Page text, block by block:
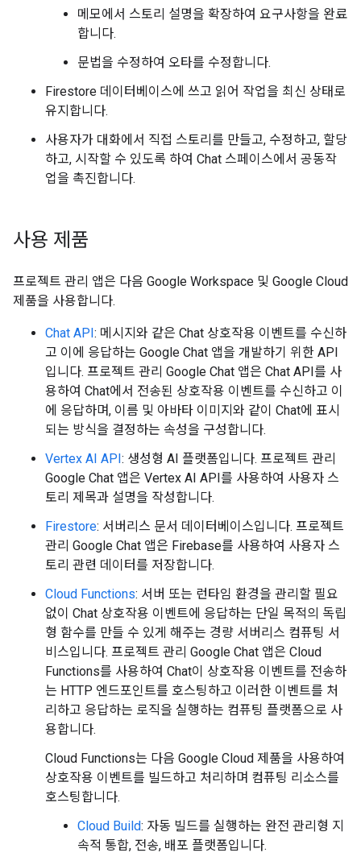
메모에서 스토리 설명을 확장하여 요구사항을 완료
합니다.
문법을 수정하여 오타를 수정합니다.
Firestore 데이터베이스에 쓰고 읽어 작업을 최신 상태로
유지합니다.
사용자가 대화에서 직접 스토리를 만들고, 수정하고, 할당
하고, 시작할 수 있도록 하여 Chat 스페이스에서 공동작
업을 촉진합니다.
사용 제품
프로젝트 관리 앱은 다음 Google Workspace 및 Google Cloud
제품을 사용합니다.
Chat API: 메시지와 같은 Chat 상호작용 이벤트를 수신하
고 이에 응답하는 Google Chat 앱을 개발하기 위한 API
입니다. 프로젝트 관리 Google Chat 앱은 Chat API를 사
용하여 Chat에서 전송된 상호작용 이벤트를 수신하고 이
에 응답하며, 이름 및 아바타 이미지와 같이 Chat에 표시
되는 방식을 결정하는 속성을 구성합니다.
Vertex AI API: 생성형 AI 플랫폼입니다. 프로젝트 관리
Google Chat 앱은 Vertex AI API를 사용하여 사용자 스
토리 제목과 설명을 작성합니다.
Firestore: 서버리스 문서 데이터베이스입니다. 프로젝트
관리 Google Chat 앱은 Firebase를 사용하여 사용자 스
토리 관련 데이터를 저장합니다.
Cloud Functions: 서버 또는 런타임 환경을 관리할 필요
없이 Chat 상호작용 이벤트에 응답하는 단일 목적의 독립
형 함수를 만들 수 있게 해주는 경량 서버리스 컴퓨팅 서
비스입니다. 프로젝트 관리 Google Chat 앱은 Cloud
Functions를 사용하여 Chat이 상호작용 이벤트를 전송하
는 HTTP 엔드포인트를 호스팅하고 이러한 이벤트를 처
리하고 응답하는 로직을 실행하는 컴퓨팅 플랫폼으로 사
용합니다.
Cloud Functions는 다음 Google Cloud 제품을 사용하여
상호작용 이벤트를 빌드하고 처리하며 컴퓨팅 리소스를
호스팅합니다.
Cloud Build: 자동 빌드를 실행하는 완전 관리형 지
속적 통합, 전송, 배포 플랫폼입니다.